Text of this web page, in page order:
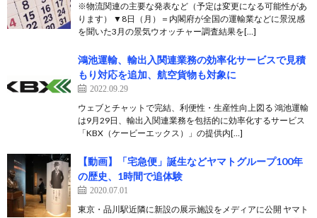
※物流関連の主要な発表など（予定は変更になる可能性があ
ります） ▼8日（月）＝内閣府が全国の運輸業などに景況感
を聞いた3月の景気ウオッチャー調査結果を[…]
鴻池運輸、輸出入関連業務の効率化サービスで見積
もり対応を追加、航空貨物も対象に
2022.09.29
ウェブとチャットで完結、利便性・生産性向上図る 鴻池運輸
は9月29日、輸出入関連業務を包括的に効率化するサービス
「KBX（ケービーエックス）」の提供内[…]
【動画】「宅急便」誕生などヤマトグループ100年
の歴史、1時間で追体験
2020.07.01
東京・品川駅近隣に新設の展示施設をメディアに公開 ヤマト